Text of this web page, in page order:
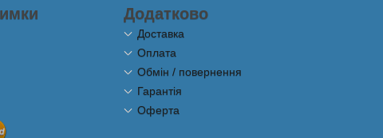
Додатково
Доставка
Оплата
Обмін / повернення
Гарантія
Оферта